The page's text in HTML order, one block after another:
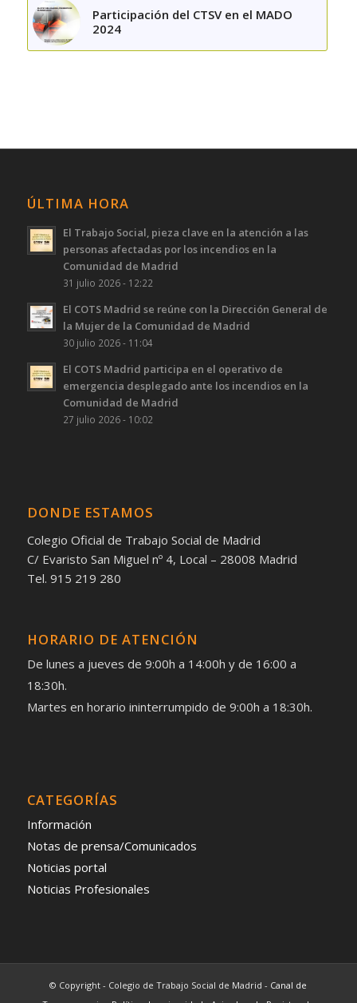
Participación del CTSV en el MADO
2024
ÚLTIMA HORA
El Trabajo Social, pieza clave en la atención a las
personas afectadas por los incendios en la
Comunidad de Madrid
31 julio 2026 - 12:22
El COTS Madrid se reúne con la Dirección General de
la Mujer de la Comunidad de Madrid
30 julio 2026 - 11:04
El COTS Madrid participa en el operativo de
emergencia desplegado ante los incendios en la
Comunidad de Madrid
27 julio 2026 - 10:02
DONDE ESTAMOS
Colegio Oficial de Trabajo Social de Madrid
C/ Evaristo San Miguel nº 4, Local – 28008 Madrid
Tel. 915 219 280
HORARIO DE ATENCIÓN
De lunes a jueves de 9:00h a 14:00h y de 16:00 a
18:30h.
Martes en horario ininterrumpido de 9:00h a 18:30h.
CATEGORÍAS
Información
Notas de prensa/Comunicados
Noticias portal
Noticias Profesionales
© Copyright - Colegio de Trabajo Social de Madrid - Canal de